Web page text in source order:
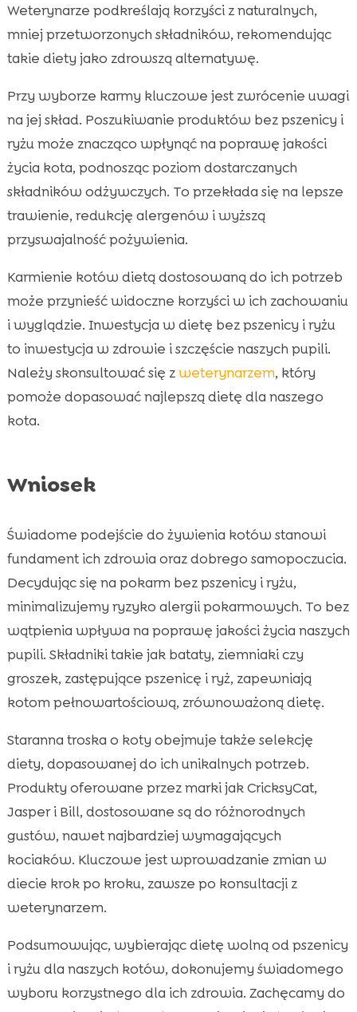
Weterynarze podkreślają korzyści z naturalnych,
mniej przetworzonych składników, rekomendując
takie diety jako zdrowszą alternatywę.
Przy wyborze karmy kluczowe jest zwrócenie uwagi
na jej skład. Poszukiwanie produktów bez pszenicy i
ryżu może znacząco wpłynąć na poprawę jakości
życia kota, podnosząc poziom dostarczanych
składników odżywczych. To przekłada się na lepsze
trawienie, redukcję alergenów i wyższą
przyswajalność pożywienia.
Karmienie kotów dietą dostosowaną do ich potrzeb
może przynieść widoczne korzyści w ich zachowaniu
i wyglądzie. Inwestycja w dietę bez pszenicy i ryżu
to inwestycja w zdrowie i szczęście naszych pupili.
Należy skonsultować się zweterynarzem, który
pomoże dopasować najlepszą dietę dla naszego
kota.
Wniosek
Świadome podejście do żywienia kotów stanowi
fundament ich zdrowia oraz dobrego samopoczucia.
Decydując się na pokarm bez pszenicy i ryżu,
minimalizujemy ryzyko alergii pokarmowych. To bez
wątpienia wpływa na poprawę jakości życia naszych
pupili. Składniki takie jak bataty, ziemniaki czy
groszek, zastępujące pszenicę i ryż, zapewniają
kotom pełnowartościową, zrównoważoną dietę.
Staranna troska o koty obejmuje także selekcję
diety, dopasowanej do ich unikalnych potrzeb.
Produkty oferowane przez marki jak CricksyCat,
Jasper i Bill, dostosowane są do różnorodnych
gustów, nawet najbardziej wymagających
kociaków. Kluczowe jest wprowadzanie zmian w
diecie krok po kroku, zawsze po konsultacji z
weterynarzem.
Podsumowując, wybierając dietę wolną od pszenicy
i ryżu dla naszych kotów, dokonujemy świadomego
wyboru korzystnego dla ich zdrowia. Zachęcamy do